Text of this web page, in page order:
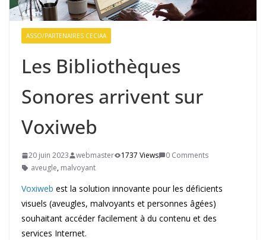
ASSO/PARTENAIRES CECIAA
Les Bibliothèques
Sonores arrivent sur
Voxiweb
20 juin 2023 webmaster 1737 Views
0 Comments
aveugle, malvoyant
Voxiweb est la solution innovante pour les déficients
visuels (aveugles, malvoyants et personnes âgées)
souhaitant accéder facilement à du contenu et des
services Internet.